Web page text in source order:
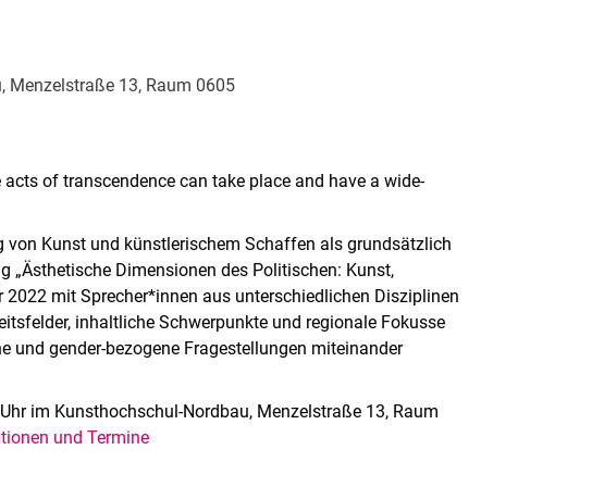
Menzelstraße 13, Raum 0605
of transcendence can take place and have a wide-
Kunst und künstlerischem Schaffen als grundsätzlich
„Ästhetische Dimensionen des Politischen: Kunst,
mit Sprecher*innen aus unterschiedlichen Disziplinen
inhaltliche Schwerpunkte und regionale Fokusse
und gender-bezogene Fragestellungen miteinander
im Kunsthochschul-Nordbau, Menzelstraße 13, Raum
und Termine